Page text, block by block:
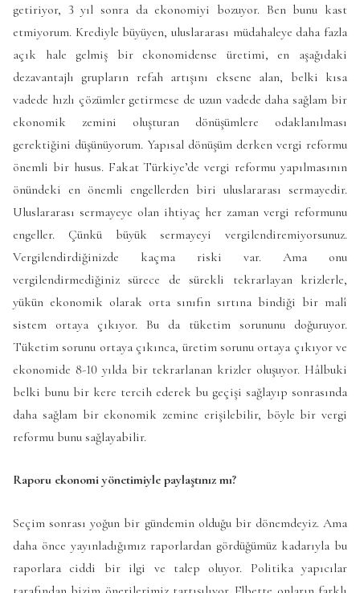
getiriyor, 3 yıl sonra da ekonomiyi bozuyor. Ben bunu kast
etmiyorum. Krediyle büyüyen, uluslararası müdahaleye daha fazla
açık hale gelmiş bir ekonomidense üretimi, en aşağıdaki
dezavantajlı grupların refah artışını eksene alan, belki kısa
vadede hızlı çözümler getirmese de uzun vadede daha sağlam bir
ekonomik zemini oluşturan dönüşümlere odaklanılması
gerektiğini düşünüyorum. Yapısal dönüşüm derken vergi reformu
önemli bir husus. Fakat Türkiye’de vergi reformu yapılmasının
önündeki en önemli engellerden biri uluslararası sermayedir.
Uluslararası sermayeye olan ihtiyaç her zaman vergi reformunu
engeller. Çünkü büyük sermayeyi vergilendiremiyorsunuz.
Vergilendirdiğinizde kaçma riski var. Ama onu
vergilendirmediğiniz sürece de sürekli tekrarlayan krizlerle,
yükün ekonomik olarak orta sınıfın sırtına bindiği bir malî
sistem ortaya çıkıyor. Bu da tüketim sorununu doğuruyor.
Tüketim sorunu ortaya çıkınca, üretim sorunu ortaya çıkıyor ve
ekonomide 8-10 yılda bir tekrarlanan krizler oluşuyor. Hâlbuki
belki bunu bir kere tercih ederek bu geçişi sağlayıp sonrasında
daha sağlam bir ekonomik zemine erişilebilir, böyle bir vergi
reformu bunu sağlayabilir.
Raporu ekonomi yönetimiyle paylaştınız mı?
Seçim sonrası yoğun bir gündemin olduğu bir dönemdeyiz. Ama
daha önce yayınladığımız raporlardan gördüğümüz kadarıyla bu
raporlara ciddi bir ilgi ve talep oluyor. Politika yapıcılar